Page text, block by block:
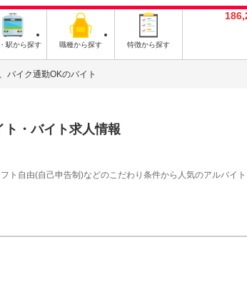
駅から探す 職種から探す 特徴から探す
バイク通勤OKのバイト
ト・バイト求人情報
ト自由(自己申告制)などのこだわり条件から人気のアルバイト